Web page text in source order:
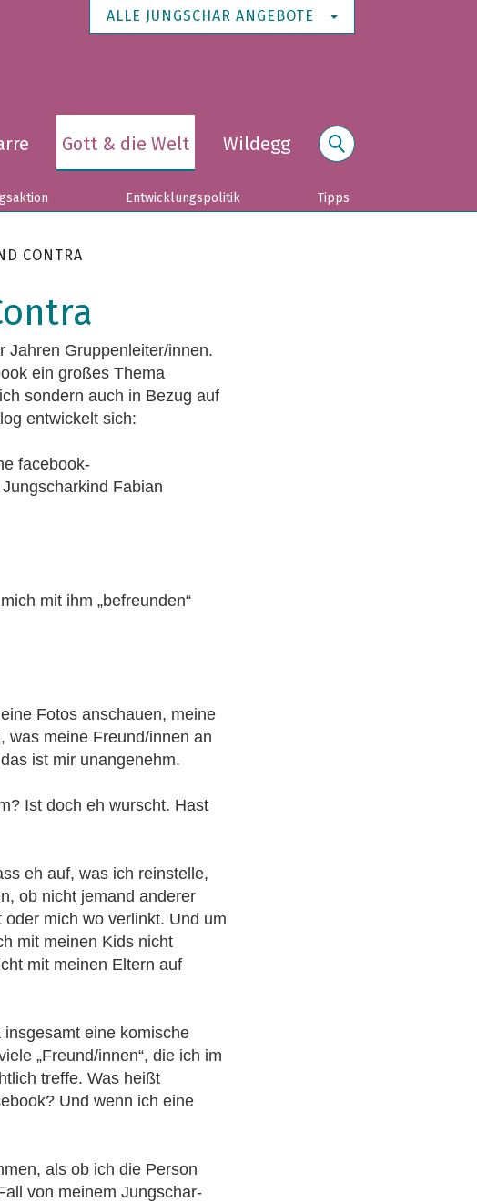
ALLE JUNGSCHAR ANGEBOTE
Gott & die Welt Wildegg
Entwicklungspolitik Tipps
CONTRA
Jahren Gruppenleiter/innen.
ein großes Thema
sondern auch in Bezug auf
entwickelt sich:
facebook-
Fabian
mit ihm „befreunden“
Fotos anschauen, meine
was meine Freund/innen an
ist mir unangenehm.
Ist doch eh wurscht. Hast
eh auf, was ich reinstelle,
ob nicht jemand anderer
oder mich wo verlinkt. Und um
mit meinen Kids nicht
mit meinen Eltern auf
insgesamt eine komische
„Freund/innen“, die ich im
treffe. Was heißt
Und wenn ich eine
als ob ich die Person
von meinem Jungschar-